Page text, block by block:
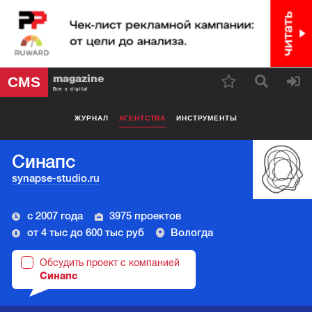
CMS magazine
Все о digital
ЖУРНАЛ АГЕНТСТВА ИНСТРУМЕНТЫ
Синапс
synapse-studio.ru
с 2007 года
3975 проектов
от 4 тыс до 600 тыс руб
Вологда
Обсудить проект с компанией
Синапс